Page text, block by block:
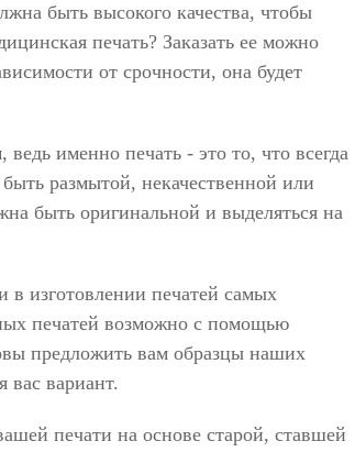
быть высокого качества, чтобы
печать? Заказать ее можно
от срочности, она будет
именно печать - это то, что всегда
размытой, некачественной или
быть оригинальной и выделяться на
в изготовлении печатей самых
печатей возможно с помощью
предложить вам образцы наших
вас вариант.
печати на основе старой, ставшей